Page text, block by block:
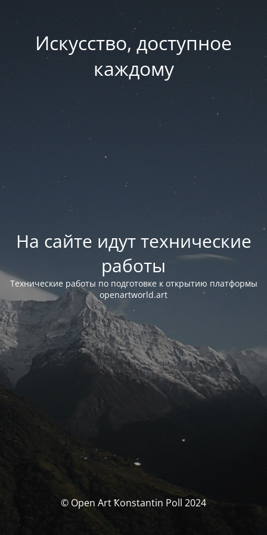
Искусство, доступное
каждому
На сайте идут технические
работы
Технические работы по подготовке к открытию платформы
openartworld.art
© Open Art Ҟonstantin Poll 2024